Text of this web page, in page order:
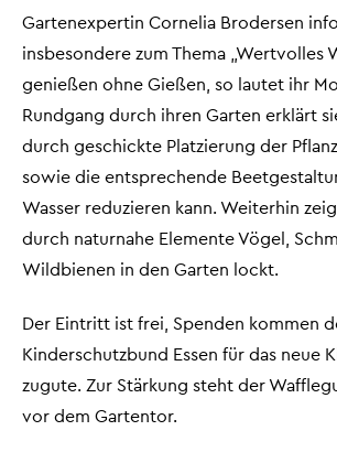
Gartenexpertin Cornelia Brodersen
insbesondere zum Thema „Wertvolles
genießen ohne Gießen, so lautet ihr
Rundgang durch ihren Garten erklärt
durch geschickte Platzierung der
sowie die entsprechende
Wasser reduzieren kann. Weiterhin
durch naturnahe Elemente Vögel,
Wildbienen in den Garten lockt.
Der Eintritt ist frei, Spenden kommen
Kinderschutzbund Essen für das neue
zugute. Zur Stärkung steht der
vor dem Gartentor.